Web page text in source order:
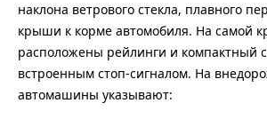
наклона ветрового стекла, плавного
крыши к корме автомобиля. На самой
расположены рейлинги и компактный
встроенным стоп-сигналом. На
автомашины указывают: